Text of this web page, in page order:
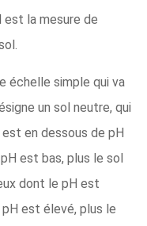
est la mesure de
échelle simple qui va
un sol neutre, qui
en dessous de pH
est bas, plus le sol
dont le pH est
pH est élevé, plus le